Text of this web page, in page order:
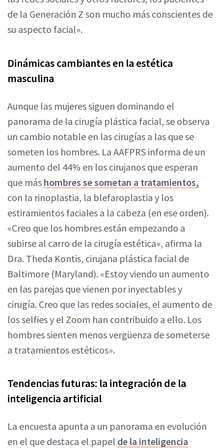
de la Generación Z son mucho más conscientes de
su aspecto facial».
Dinámicas cambiantes en la estética
masculina
Aunque las mujeres siguen dominando el
panorama de la cirugía plástica facial, se observa
un cambio notable en las cirugías a las que se
someten los hombres. La AAFPRS informa de un
aumento del 44% en los cirujanos que esperan
que más hombres se sometan a tratamientos,
con la rinoplastia, la blefaroplastia y los
estiramientos faciales a la cabeza (en ese orden).
«Creo que los hombres están empezando a
subirse al carro de la cirugía estética», afirma la
Dra. Theda Kontis, cirujana plástica facial de
Baltimore (Maryland). «Estoy viendo un aumento
en las parejas que vienen por inyectables y
cirugía. Creo que las redes sociales, el aumento de
los selfies y el Zoom han contribuido a ello. Los
hombres sienten menos vergüenza de someterse
a tratamientos estéticos».
Tendencias futuras: la integración de la
inteligencia artificial
La encuesta apunta a un panorama en evolución
en el que destaca el papel de la inteligencia